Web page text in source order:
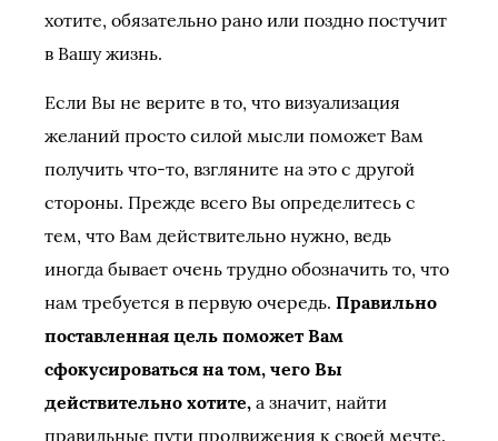
хотите, обязательно рано или поздно постучит
в Вашу жизнь.
Если Вы не верите в то, что визуализация
желаний просто силой мысли поможет Вам
получить что-то, взгляните на это с другой
стороны. Прежде всего Вы определитесь с
тем, что Вам действительно нужно, ведь
иногда бывает очень трудно обозначить то, что
нам требуется в первую очередь. Правильно
поставленная цель поможет Вам
сфокусироваться на том, чего Вы
действительно хотите, а значит, найти
правильные пути продвижения к своей мечте.